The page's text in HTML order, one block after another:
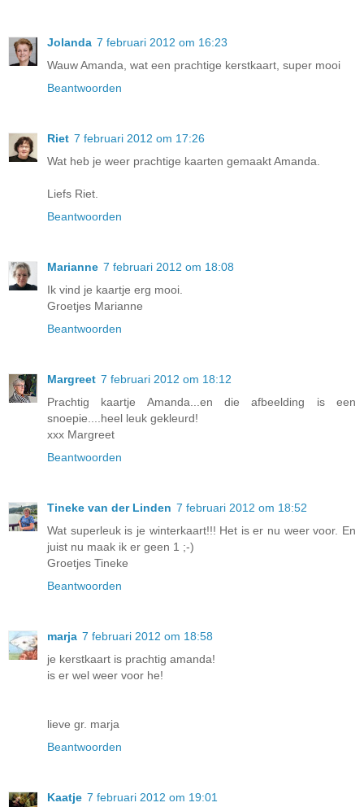
Jolanda 7 februari 2012 om 16:23
Wauw Amanda, wat een prachtige kerstkaart, super mooi
Beantwoorden
Riet 7 februari 2012 om 17:26
Wat heb je weer prachtige kaarten gemaakt Amanda.
Liefs Riet.
Beantwoorden
Marianne 7 februari 2012 om 18:08
Ik vind je kaartje erg mooi.
Groetjes Marianne
Beantwoorden
Margreet 7 februari 2012 om 18:12
Prachtig kaartje Amanda...en die afbeelding is een
snoepie....heel leuk gekleurd!
xxx Margreet
Beantwoorden
Tineke van der Linden 7 februari 2012 om 18:52
Wat superleuk is je winterkaart!!! Het is er nu weer voor. En
juist nu maak ik er geen 1 ;-)
Groetjes Tineke
Beantwoorden
marja 7 februari 2012 om 18:58
je kerstkaart is prachtig amanda!
is er wel weer voor he!
lieve gr. marja
Beantwoorden
Kaatje 7 februari 2012 om 19:01